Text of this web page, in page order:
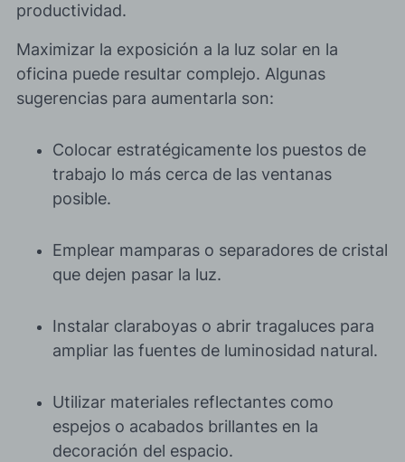
productividad.
Maximizar la exposición a la luz solar en la
oficina puede resultar complejo. Algunas
sugerencias para aumentarla son:
Colocar estratégicamente los puestos de
trabajo lo más cerca de las ventanas
posible.
Emplear mamparas o separadores de cristal
que dejen pasar la luz.
Instalar claraboyas o abrir tragaluces para
ampliar las fuentes de luminosidad natural.
Utilizar materiales reflectantes como
espejos o acabados brillantes en la
decoración del espacio.